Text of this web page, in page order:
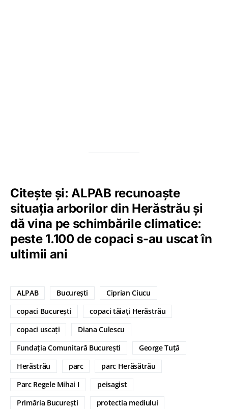
Citește și: ALPAB recunoaște
situația arborilor din Herăstrău și
dă vina pe schimbările climatice:
peste 1.100 de copaci s-au uscat în
ultimii ani
ALPAB București
Ciprian Ciucu
copaci București
copaci tăiați Herăstrău
copaci uscați
Diana Culescu
Fundația Comunitară București
George Tuță
Herăstrău
parc
parc Herăsătrău
Parc Regele Mihai I
peisagist
Primăria București
protectia mediului